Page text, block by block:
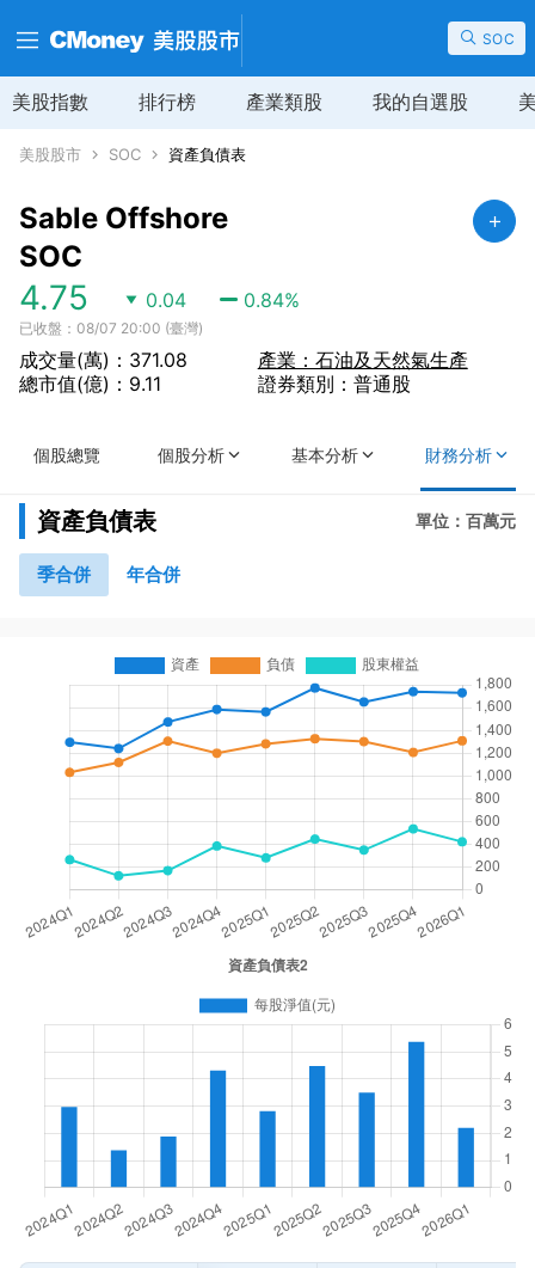
SOC
美股指數 排行榜 產業類股 我的自選股
美股股市 SOC 資產負債表
Sable Offshore
SOC
4.75 0.04 0.84%
已收盤：08/07 20:00 (臺灣)
成交量(萬)：371.08
總市值(億)：9.11
產業：石油及天然氣生產
證券類別：普通股
個股總覽 個股分析 基本分析 財務分析
資產負債表 單位：百萬元
季合併 年合併